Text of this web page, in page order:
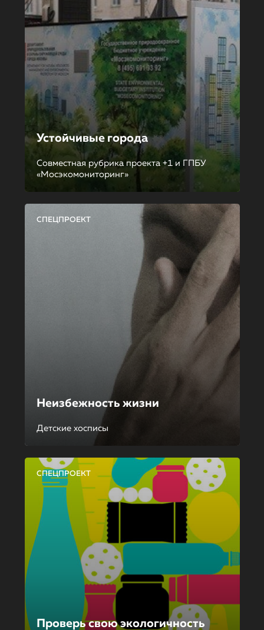
Устойчивые города
Совместная рубрика проекта +1 и ГПБУ
«Мосэкомониторинг»
СПЕЦПРОЕКТ
Неизбежность жизни
Детские хосписы
СПЕЦПРОЕКТ
Проверь свою экологичность